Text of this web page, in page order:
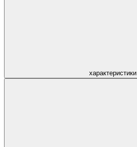
характеристики